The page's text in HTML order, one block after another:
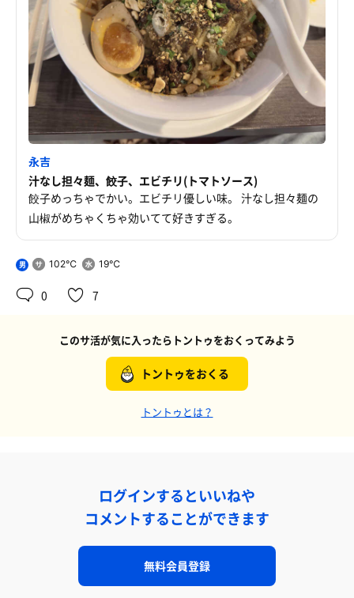
永吉
汁なし担々麺、餃子、エビチリ(トマトソース)
餃子めっちゃでかい。エビチリ優しい味。 汁なし担々麺の
山椒がめちゃくちゃ効いてて好きすぎる。
男 102℃ 19℃
0 7
このサ活が気に入ったらトントゥをおくってみよう
トントゥをおくる
トントゥとは？
ログインするといいねや
コメントすることができます
無料会員登録